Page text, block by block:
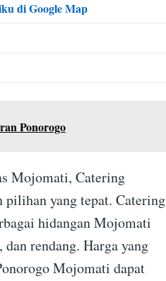
di Google Map
Ponorogo
Mojomati, Catering
pilihan yang tepat. Catering
hidangan Mojomati
rendang. Harga yang
Mojomati dapat